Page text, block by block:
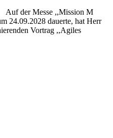
der Messe ,,Mission M
24.09.2028 dauerte, hat Herr
Vortrag ,,Agiles